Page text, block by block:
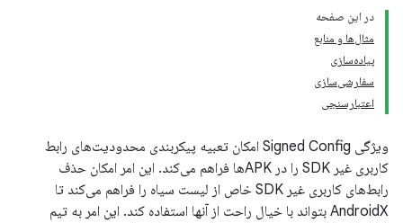
در این صفحه
مثال‌ها و منابع
پیاده‌سازی
سفارشی‌سازی
اعتبارسنجی
ویژگی Signed Config امکان تعبیه پیکربندی محدودیت‌های رابط
کاربری غیر SDK را در APKها فراهم می‌کند. این امر امکان حذف
رابط‌های کاربری غیر SDK خاص از لیست سیاه را فراهم می‌کند تا
AndroidX بتواند با خیال راحت از آنها استفاده کند. این امر به تیم